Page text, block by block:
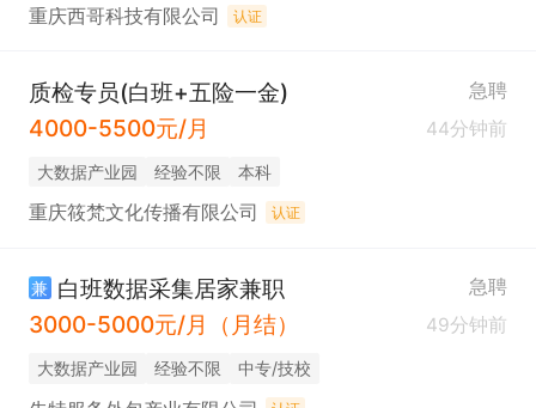
重庆西哥科技有限公司 认证
质检专员(白班+五险一金) 急聘
4000-5500元/月 44分钟前
大数据产业园 经验不限 本科
重庆筱梵文化传播有限公司 认证
兼 白班数据采集居家兼职 急聘
3000-5000元/月（月结） 49分钟前
大数据产业园 经验不限 中专/技校